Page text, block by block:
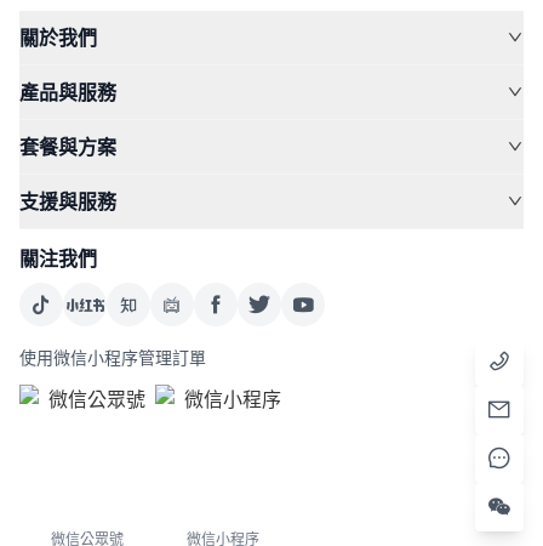
關於我們
產品與服務
套餐與方案
支援與服務
關注我們
使用微信小程序管理訂單
微信公眾號 微信小程序